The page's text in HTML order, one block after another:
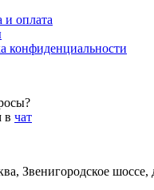
и оплата
конфиденциальности
в чат
Звенигородское шоссе,